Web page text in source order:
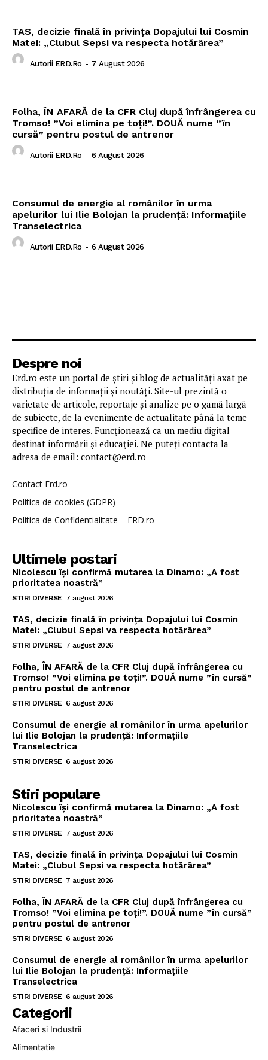
TAS, decizie finală în privința Dopajului lui Cosmin
Matei: „Clubul Sepsi va respecta hotărârea”
Autorii ERD.ro - 7 August 2026
Folha, ÎN AFARĂ de la CFR Cluj după înfrângerea cu
Tromso! ”Voi elimina pe toți!”. DOUĂ nume ”în
cursă” pentru postul de antrenor
Autorii ERD.ro - 6 August 2026
Consumul de energie al românilor în urma
apelurilor lui Ilie Bolojan la prudență: Informațiile
Transelectrica
Autorii ERD.ro - 6 August 2026
Despre noi
Erd.ro este un portal de știri și blog de actualități axat pe
distribuția de informații și noutăți. Site-ul prezintă o
varietate de articole, reportaje și analize pe o gamă largă
de subiecte, de la evenimente de actualitate până la teme
specifice de interes. Funcționează ca un mediu digital
destinat informării și educației. Ne puteți contacta la
adresa de email: contact@erd.ro
Contact Erd.ro
Politica de cookies (GDPR)
Politica de Confidentialitate – ERD.ro
Ultimele postari
Nicolescu își confirmă mutarea la Dinamo: „A fost
prioritatea noastră”
STIRI DIVERSE 7 august 2026
TAS, decizie finală în privința Dopajului lui Cosmin
Matei: „Clubul Sepsi va respecta hotărârea”
STIRI DIVERSE 7 august 2026
Folha, ÎN AFARĂ de la CFR Cluj după înfrângerea cu
Tromso! ”Voi elimina pe toți!”. DOUĂ nume ”în cursă”
pentru postul de antrenor
STIRI DIVERSE 6 august 2026
Consumul de energie al românilor în urma apelurilor
lui Ilie Bolojan la prudență: Informațiile
Transelectrica
STIRI DIVERSE 6 august 2026
Stiri populare
Nicolescu își confirmă mutarea la Dinamo: „A fost
prioritatea noastră”
STIRI DIVERSE 7 august 2026
TAS, decizie finală în privința Dopajului lui Cosmin
Matei: „Clubul Sepsi va respecta hotărârea”
STIRI DIVERSE 7 august 2026
Folha, ÎN AFARĂ de la CFR Cluj după înfrângerea cu
Tromso! ”Voi elimina pe toți!”. DOUĂ nume ”în cursă”
pentru postul de antrenor
STIRI DIVERSE 6 august 2026
Consumul de energie al românilor în urma apelurilor
lui Ilie Bolojan la prudență: Informațiile
Transelectrica
STIRI DIVERSE 6 august 2026
Categorii
Afaceri si Industrii
Alimentatie